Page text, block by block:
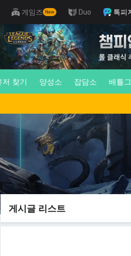
게임즈 New Duo 톡피
저 찾기 양성소 잡담소 배틀
게시글 리스트